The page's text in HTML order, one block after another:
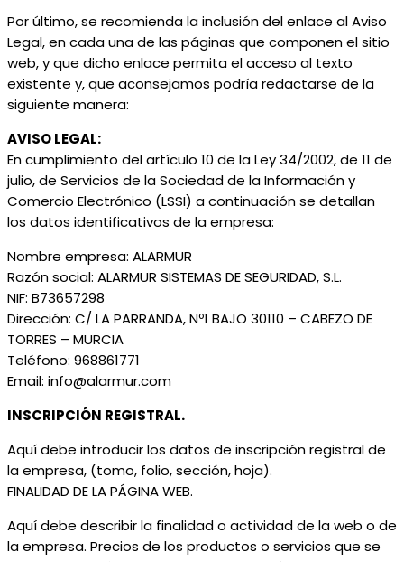
Por último, se recomienda la inclusión del enlace al Aviso
Legal, en cada una de las páginas que componen el sitio
web, y que dicho enlace permita el acceso al texto
existente y, que aconsejamos podría redactarse de la
siguiente manera:
AVISO LEGAL:
En cumplimiento del artículo 10 de la Ley 34/2002, de 11 de
julio, de Servicios de la Sociedad de la Información y
Comercio Electrónico (LSSI) a continuación se detallan
los datos identificativos de la empresa:
Nombre empresa: ALARMUR
Razón social: ALARMUR SISTEMAS DE SEGURIDAD, S.L.
NIF: B73657298
Dirección: C/ LA PARRANDA, Nº1 BAJO 30110 – CABEZO DE
TORRES – MURCIA
Teléfono: 968861771
Email: info@alarmur.com
INSCRIPCIÓN REGISTRAL.
Aquí debe introducir los datos de inscripción registral de
la empresa, (tomo, folio, sección, hoja).
FINALIDAD DE LA PÁGINA WEB.
Aquí debe describir la finalidad o actividad de la web o de
la empresa. Precios de los productos o servicios que se